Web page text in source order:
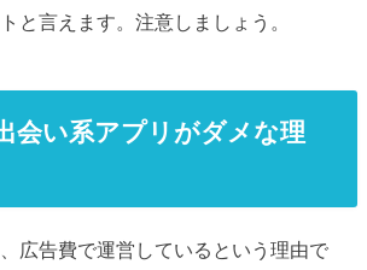
と言えます。注意しましょう。
会い系アプリがダメな理
広告費で運営しているという理由で